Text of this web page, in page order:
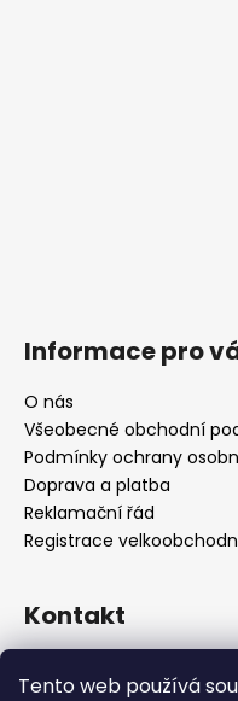
Tento web používá
Informace pro
O nás
Všeobecné obchodní
Podmínky ochrany
Doprava a platba
Reklamační řád
Registrace
Kontakt
+420222744000